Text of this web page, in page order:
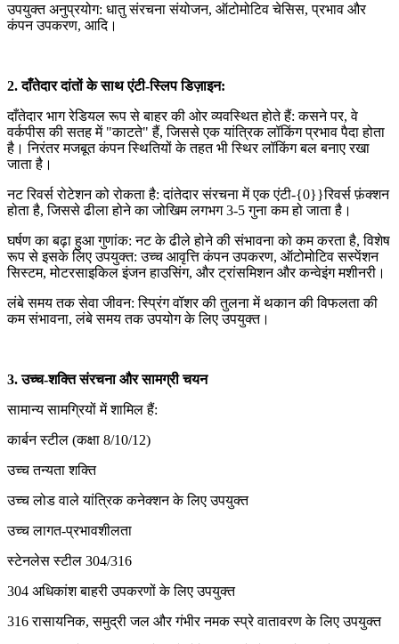
उपयुक्त अनुप्रयोग: धातु संरचना संयोजन, ऑटोमोटिव चेसिस, प्रभाव और
कंपन उपकरण, आदि।
2. दाँतेदार दांतों के साथ एंटी-स्लिप डिज़ाइन:
दाँतेदार भाग रेडियल रूप से बाहर की ओर व्यवस्थित होते हैं: कसने पर, वे
वर्कपीस की सतह में "काटते" हैं, जिससे एक यांत्रिक लॉकिंग प्रभाव पैदा होता
है। निरंतर मजबूत कंपन स्थितियों के तहत भी स्थिर लॉकिंग बल बनाए रखा
जाता है।
नट रिवर्स रोटेशन को रोकता है: दांतेदार संरचना में एक एंटी-{0}}रिवर्स फ़ंक्शन
होता है, जिससे ढीला होने का जोखिम लगभग 3-5 गुना कम हो जाता है।
घर्षण का बढ़ा हुआ गुणांक: नट के ढीले होने की संभावना को कम करता है, विशेष
रूप से इसके लिए उपयुक्त: उच्च आवृत्ति कंपन उपकरण, ऑटोमोटिव सस्पेंशन
सिस्टम, मोटरसाइकिल इंजन हाउसिंग, और ट्रांसमिशन और कन्वेइंग मशीनरी।
लंबे समय तक सेवा जीवन: स्प्रिंग वॉशर की तुलना में थकान की विफलता की
कम संभावना, लंबे समय तक उपयोग के लिए उपयुक्त।
3. उच्च-शक्ति संरचना और सामग्री चयन
सामान्य सामग्रियों में शामिल हैं:
कार्बन स्टील (कक्षा 8/10/12)
उच्च तन्यता शक्ति
उच्च लोड वाले यांत्रिक कनेक्शन के लिए उपयुक्त
उच्च लागत-प्रभावशीलता
स्टेनलेस स्टील 304/316
304 अधिकांश बाहरी उपकरणों के लिए उपयुक्त
316 रासायनिक, समुद्री जल और गंभीर नमक स्प्रे वातावरण के लिए उपयुक्त